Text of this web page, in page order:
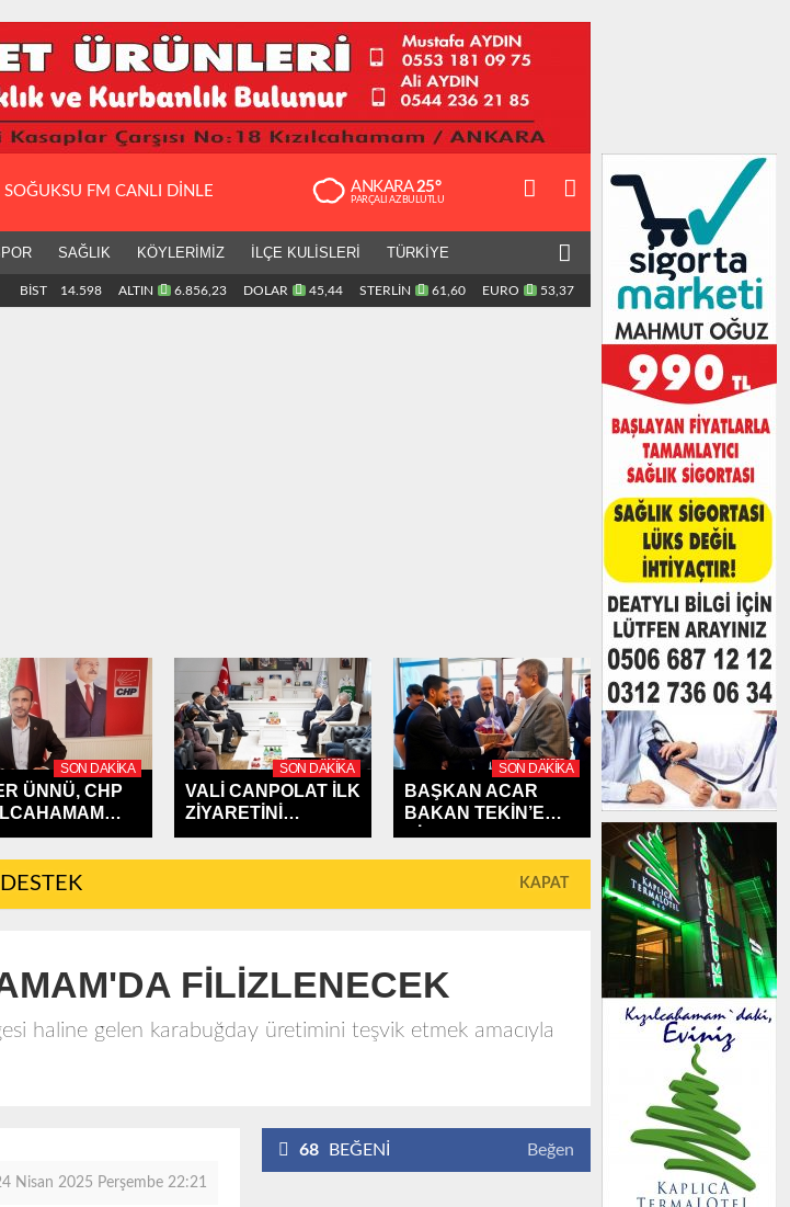
SOĞUKSU FM CANLI DİNLE ANKARA25°
PARÇALI AZ BULUTLU
SAĞLIK KÖYLERİMİZ İLÇE KULİSLERİ TÜRKİYE
BİST 14.598 ALTIN 6.856,23 DOLAR 45,44 STERLİN 61,60 EURO 53,37
SON DAKIKA
ÜNNÜ, CHP
SON DAKIKA
VALİ CANPOLAT İLK
ZİYARETİNİ
KIZILCAHAMAM'A...
SON DAKIKA
BAŞKAN ACAR
BAKAN TEKİN’E
ÇİLEK...
KAPAT
FİLİZLENECEK
haline gelen karabuğday üretimini teşvik etmek amacıyla
Nisan 2025 Perşembe 22:21
68 BEĞENİ Beğen